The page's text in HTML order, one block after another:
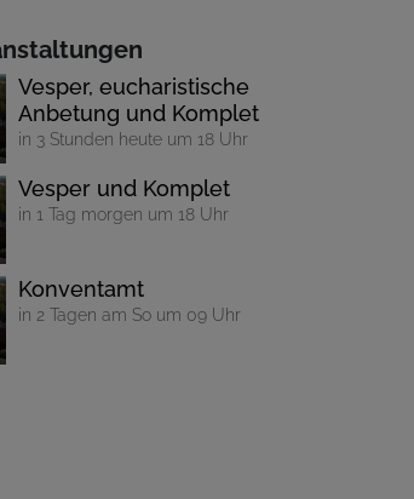
Vesper, eucharistische
Anbetung und Komplet
in 3 Stunden heute um 18 Uhr
Vesper und Komplet
in 1 Tag morgen um 18 Uhr
Konventamt
in 2 Tagen am So um 09 Uhr